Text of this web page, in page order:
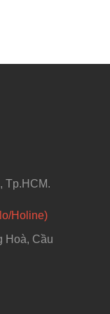
Tp.HCM.
Holine)
Hoà, Cầu